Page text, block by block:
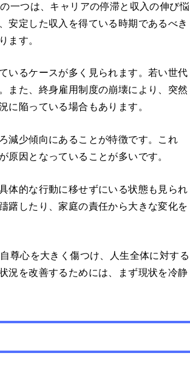
一つは、キャリアの停滞と収入の伸び悩
安定した収入を得ている時期であるべき
ます。
いるケースが多く見られます。若い世代
また、終身雇用制度の崩壊により、突然
に陥っている場合もあります。
減少傾向にあることが特徴です。これ
原因となっていることが多いです。
体的な行動に移せずにいる状態も見られ
躇したり、家庭の責任から大きな変化を
尊心を大きく傷つけ、人生全体に対する
況を改善するためには、まず現状を冷静